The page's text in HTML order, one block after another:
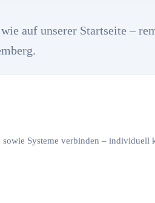
auf unserer Startseite –
Systeme verbinden – individuell